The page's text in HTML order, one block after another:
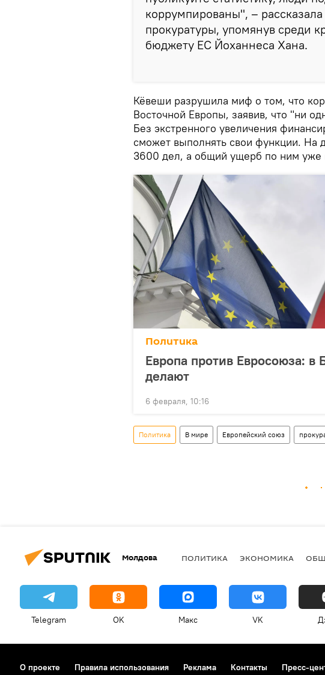
коррумпированы", –
прокуратуры, упомянув среди
бюджету ЕС Йоханнеса Хана.
Кёвеши разрушила миф о том, что
Восточной Европы, заявив, что "ни
Без экстренного увеличения
сможет выполнять свои функции. На
3600 дел, а общий ущерб по ним уже
Политика
Европа против Евросоюза: в
делают
6 февраля, 10:16
Политика В мире Европейский союз
Молдова ПОЛИТИКА ЭКОНОМИКА
Telegram OK Макс VK
О проекте Правила использования Реклама Контакты Пресс-